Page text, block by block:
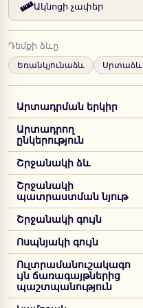
Ակնոցի չափեր
Դեմքի ձևը
Եռանկյունաձև Սրտաձև
Արտադրման երկիր
Արտադրող
ընկերություն
Շրջանակի ձև
Շրջանակի
պատրաստման նյութ
Շրջանակի գույն
Ոսպնյակի գույն
Ուլտրամանուշակագո
ւյն ճառագայթներից
պաշտպանություն